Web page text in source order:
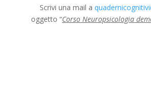
Scrivi una mail a
oggetto “Corso Neuropsicologia